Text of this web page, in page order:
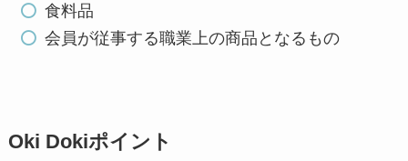
食料品
会員が従事する職業上の商品となるもの
Oki Dokiポイント